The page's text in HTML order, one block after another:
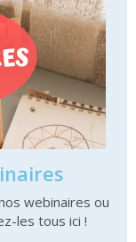
webinaires ou
les tous ici !